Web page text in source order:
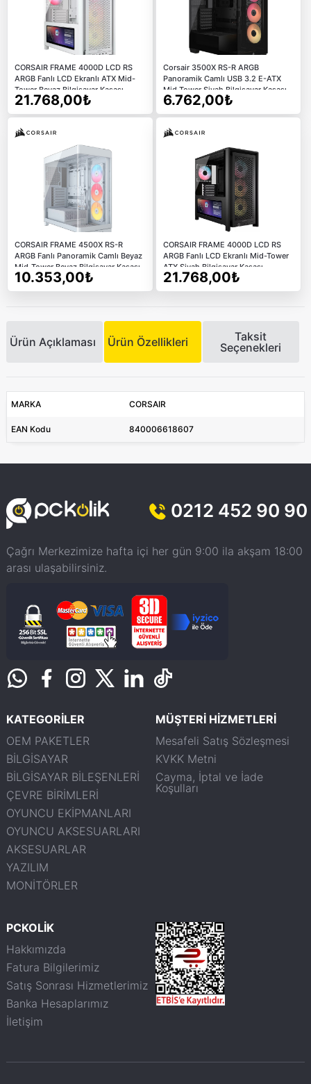
CORSAIR FRAME 4000D LCD RS
ARGB Fanlı LCD Ekranlı ATX Mid-
Tower Beyaz Bilgisayar Kasası
21.768,00₺
Corsair 3500X RS-R ARGB
Panoramik Camlı USB 3.2 E-ATX
Mid Tower Siyah Bilgisayar Kasası
6.762,00₺
CORSAIR FRAME 4500X RS-R
ARGB Fanlı Panoramik Camlı Beyaz
Mid-Tower Beyaz Bilgisayar Kasası
10.353,00₺
CORSAIR FRAME 4000D LCD RS
ARGB Fanlı LCD Ekranlı Mid-Tower
ATX Siyah Bilgisayar Kasası
21.768,00₺
Ürün Açıklaması Ürün Özellikleri
Taksit
Seçenekleri
MARKA CORSAIR
EAN Kodu 840006618607
0212 452 90 90
Çağrı Merkezimize hafta içi her gün 9:00 ila akşam 18:00
arası ulaşabilirsiniz.
KATEGORİLER
OEM PAKETLER
BİLGİSAYAR
BİLGİSAYAR BİLEŞENLERİ
ÇEVRE BİRİMLERİ
OYUNCU EKİPMANLARI
OYUNCU AKSESUARLARI
AKSESUARLAR
YAZILIM
MONİTÖRLER
MÜŞTERİ HİZMETLERİ
Mesafeli Satış Sözleşmesi
KVKK Metni
Cayma, İptal ve İade
Koşulları
PCKOLİK
Hakkımızda
Fatura Bilgilerimiz
Satış Sonrası Hizmetlerimiz
Banka Hesaplarımız
İletişim